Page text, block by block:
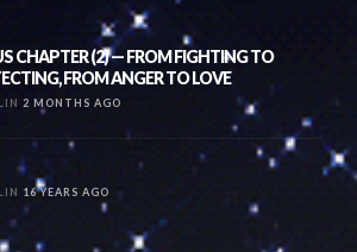
CHAPTER (2) — FROM FIGHTING TO
FROM ANGER TO LOVE
2 MONTHS AGO
16 YEARS AGO